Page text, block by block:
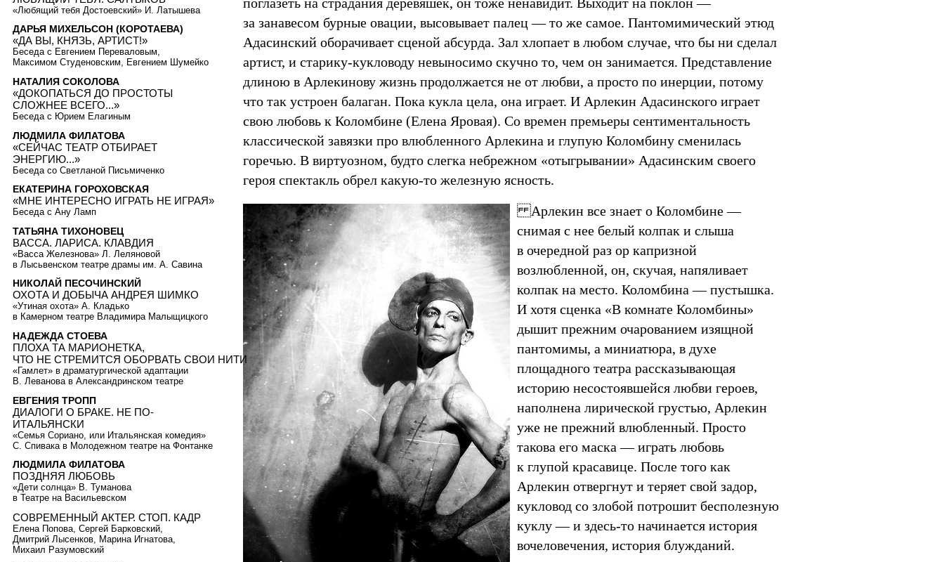
за занавесом бурные овации, высовывает палец — то же самое. Пантомимический этюд
Адасинский оборачивает сценой абсурда. Зал хлопает в любом случае, что бы ни сделал
артист, и старику-кукловоду невыносимо скучно то, чем он занимается. Представление
длиною в Арлекинову жизнь продолжается не от любви, а просто по инерции, потому
что так устроен балаган. Пока кукла цела, она играет. И Арлекин Адасинского играет
свою любовь к Коломбине (Елена Яровая). Со времен премьеры сентиментальность
классической завязки про влюбленного Арлекина и глупую Коломбину сменилась
горечью. В виртуозном, будто слегка небрежном «отыгрывании» Адасинским своего
героя спектакль обрел какую-то железную ясность.
Арлекин все знает о Коломбине —
снимая c нее белый колпак и слыша
в очередной раз ор капризной
возлюбленной, он, скучая, напяливает
колпак на место. Коломбина — пустышка.
И хотя сценка «В комнате Коломбины»
дышит прежним очарованием изящной
пантомимы, а миниатюра, в духе
площадного театра рассказывающая
историю несостоявшейся любви героев,
наполнена лирической грустью, Арлекин
уже не прежний влюбленный. Просто
такова его маска — играть любовь
к глупой красавице. После того как
Арлекин отвергнут и теряет свой задор,
кукловод со злобой потрошит бесполезную
куклу — и здесь-то начинается история
вочеловечения, история блужданий.
«Любящий тебя Достоевский» И. Латышева
ДАРЬЯ МИХЕЛЬСОН (КОРОТАЕВА)
«ДА ВЫ, КНЯЗЬ, АРТИСТ!»
Беседа с Евгением Переваловым,
Максимом Студеновским, Евгением Шумейко
НАТАЛИЯ СОКОЛОВА
«ДОКОПАТЬСЯ ДО ПРОСТОТЫ
СЛОЖНЕЕ ВСЕГО...»
Беседа с Юрием Елагиным
ЛЮДМИЛА ФИЛАТОВА
«СЕЙЧАС ТЕАТР ОТБИРАЕТ
ЭНЕРГИЮ...»
Беседа со Светланой Письмиченко
ЕКАТЕРИНА ГОРОХОВСКАЯ
«МНЕ ИНТЕРЕСНО ИГРАТЬ НЕ ИГРАЯ»
Беседа с Ану Ламп
ТАТЬЯНА ТИХОНОВЕЦ
ВАССА. ЛАРИСА. КЛАВДИЯ
«Васса Железнова» Л. Леляновой
в Лысьвенском театре драмы им. А. Савина
НИКОЛАЙ ПЕСОЧИНСКИЙ
ОХОТА И ДОБЫЧА АНДРЕЯ ШИМКО
«Утиная охота» А. Кладько
в Камерном театре Владимира Малыщицкого
НАДЕЖДА СТОЕВА
ПЛОХА ТА МАРИОНЕТКА,
ЧТО НЕ СТРЕМИТСЯ ОБОРВАТЬ СВОИ НИТИ
«Гамлет» в драматургической адаптации
В. Леванова в Александринском театре
ЕВГЕНИЯ ТРОПП
ДИАЛОГИ О БРАКЕ. НЕ ПО-
ИТАЛЬЯНСКИ
«Семья Сориано, или Итальянская комедия»
С. Спивака в Молодежном театре на Фонтанке
ЛЮДМИЛА ФИЛАТОВА
ПОЗДНЯЯ ЛЮБОВЬ
«Дети солнца» В. Туманова
в Театре на Васильевском
СОВРЕМЕННЫЙ АКТЕР. СТОП. КАДР
Елена Попова, Сергей Барковский,
Дмитрий Лысенков, Марина Игнатова,
Михаил Разумовский